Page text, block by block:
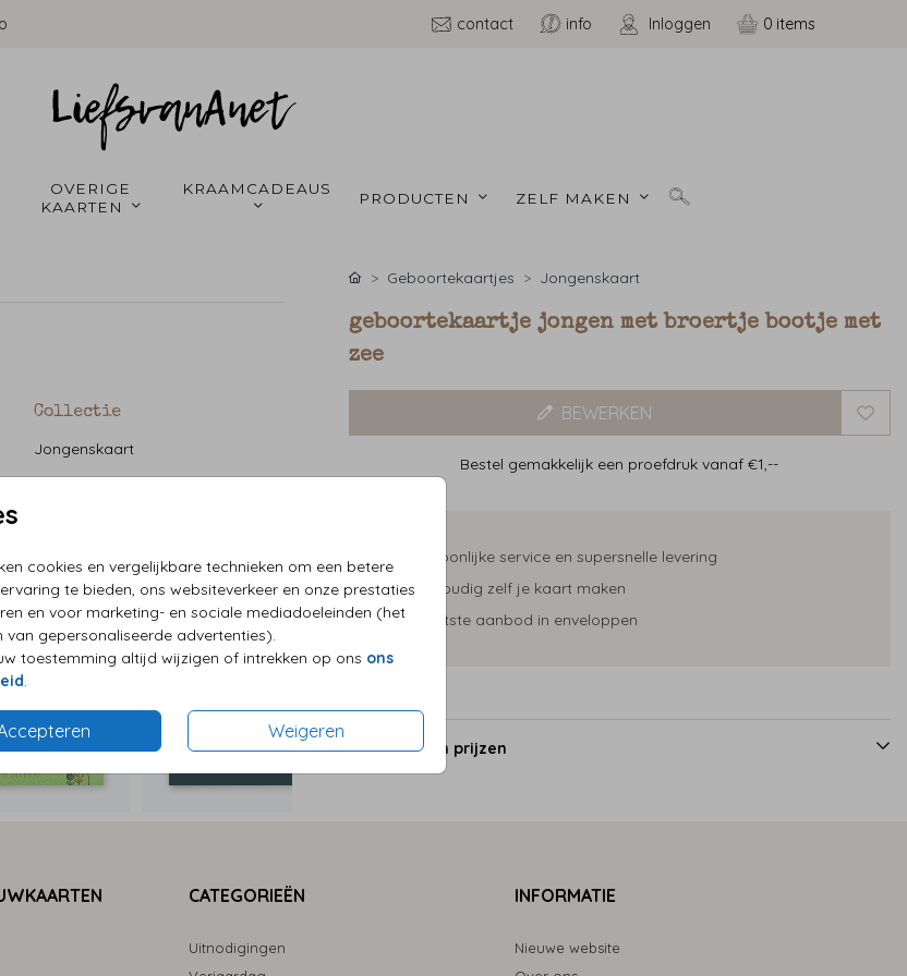
contact info Inloggen 0
OVERIGE
KAARTEN
PRODUCTEN ZELF MAKEN
cookies en vergelijkbare technieken om een betere
te bieden, ons websiteverkeer en onze prestaties
en voor marketing- en sociale mediadoeleinden (het
van gepersonaliseerde advertenties).
toestemming altijd wijzigen of intrekken op ons ons
.
Weigeren
Collectie
Jongenskaart
Geboortekaartjes Jongenskaart
geboortekaartje jongen met broertje bootje met
zee
BEWERKEN
Bestel gemakkelijk een proefdruk vanaf €1,--
Persoonlijke service en supersnelle levering
Eenvoudig zelf je kaart maken
Grootste aanbod in enveloppen
Formaten en prijzen
CATEGORIEËN
Uitnodigingen
INFORMATIE
Nieuwe website